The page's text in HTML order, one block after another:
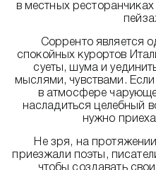
в местных
Сорренто является
спокойных курортов
суеты, шума и
мыслями, чувствами. Если
в атмосфере
насладиться целебный
нужно
Не зря, на
приезжали поэты,
чтобы создавать